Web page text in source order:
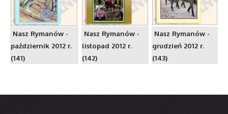
Nasz Rymanów -
październik 2012 r.
(141)
Nasz Rymanów -
listopad 2012 r.
(142)
Nasz Rymanów -
grudzień 2012 r.
(143)